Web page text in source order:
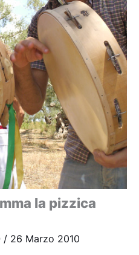
la pizzica
/ 26 Marzo 2010